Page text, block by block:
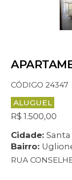
CÓDIGO 24347
ALUGUEL
R$ 1.500,00
Cidade:Santa
Bairro:
RUA